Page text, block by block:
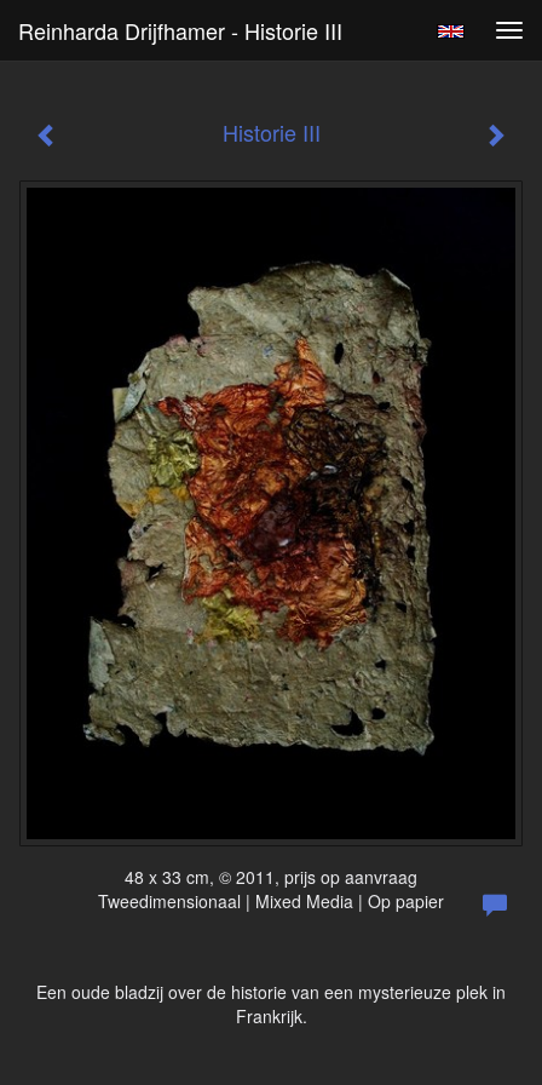
Reinharda Drijfhamer - Historie III
Historie III
48 x 33 cm, © 2011, prijs op aanvraag
Tweedimensionaal | Mixed Media | Op papier
Een oude bladzij over de historie van een mysterieuze plek in
Frankrijk.